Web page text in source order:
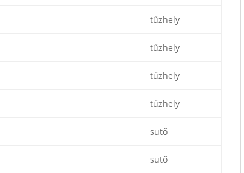
tűzhely
tűzhely
tűzhely
tűzhely
sütő
sütő